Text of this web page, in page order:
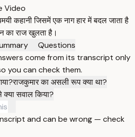
Video
कहानी जिसमें एक नाग हार में बदल जाता है
का राज खुलता है।
Questions
come from its transcript only
you can check them.
राजकुमार का असली रूप क्या था?
क्या सवाल किया?
and can be wrong — check